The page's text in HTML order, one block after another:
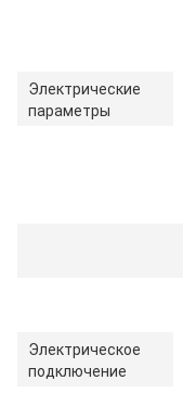
Электрические
параметры
Электрическое
подключение